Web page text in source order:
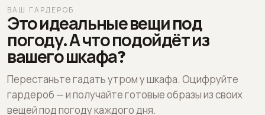
ВАШ ГАРДЕРОБ
Это идеальные вещи под
погоду. А что подойдёт из
вашего шкафа?
Перестаньте гадать утром у шкафа. Оцифруйте
гардероб — и получайте готовые образы из своих
вещей под погоду каждого дня.